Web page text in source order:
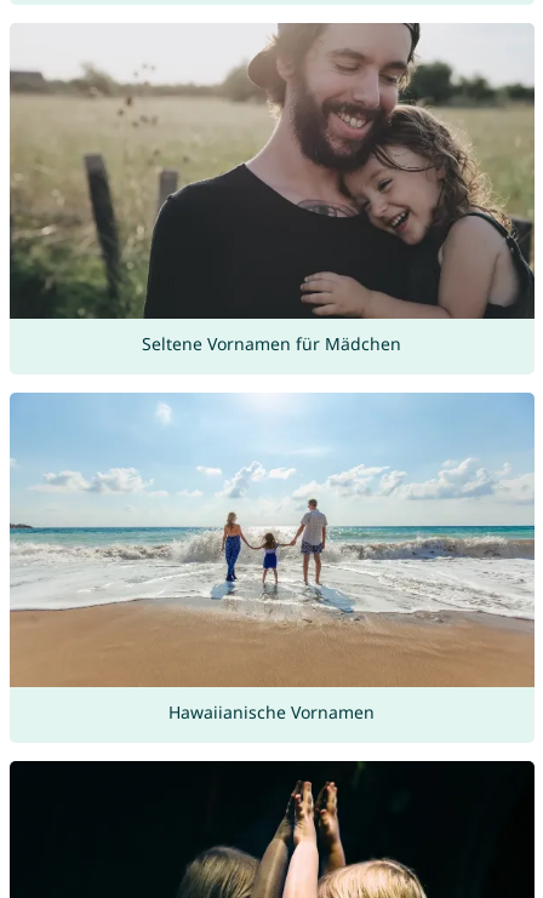
Seltene Vornamen für Mädchen
Hawaiianische Vornamen